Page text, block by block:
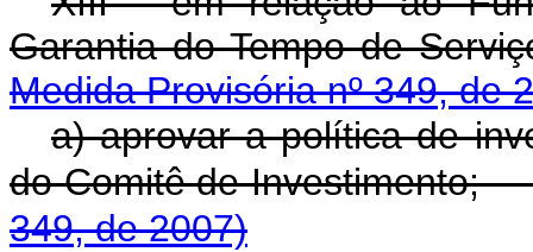
Garantia do Tempo de
Medida Provisória nº 349, de
a) aprovar a política de
do Comitê de
349, de 2007)